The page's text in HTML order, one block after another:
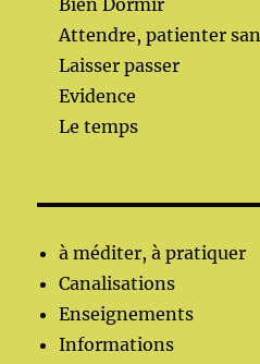
Bien Dormir
Attendre, patienter
Laisser passer
Evidence
Le temps
à méditer, à pratiquer
Canalisations
Enseignements
Informations